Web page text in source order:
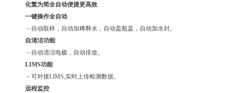
化繁为简全自动便捷更高效
一键操作全自动
－自动取样，自动加稀释水，自动盖瓶盖，自动加水封。
自清洁功能
－自动清洁电极，自动排放。
LIMS功能
－可对接LIMS,实时上传检测数据。
远程监控